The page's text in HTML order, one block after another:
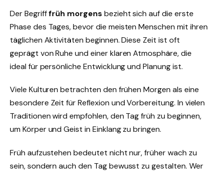
Der Begrifffrüh morgens bezieht sich auf die erste
Phase des Tages, bevor die meisten Menschen mit ihren
täglichen Aktivitäten beginnen. Diese Zeit ist oft
geprägt von Ruhe und einer klaren Atmosphäre, die
ideal für persönliche Entwicklung und Planung ist.
Viele Kulturen betrachten den frühen Morgen als eine
besondere Zeit für Reflexion und Vorbereitung. In vielen
Traditionen wird empfohlen, den Tag früh zu beginnen,
um Körper und Geist in Einklang zu bringen.
Früh aufzustehen bedeutet nicht nur, früher wach zu
sein, sondern auch den Tag bewusst zu gestalten. Wer